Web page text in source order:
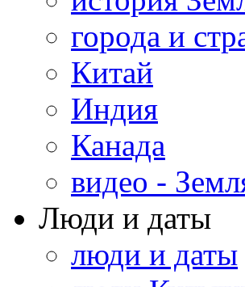
города и
Китай
Индия
Канада
видео -
Люди и даты
люди и даты